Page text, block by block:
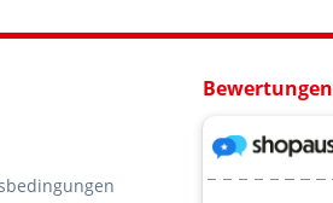
Bewertungen